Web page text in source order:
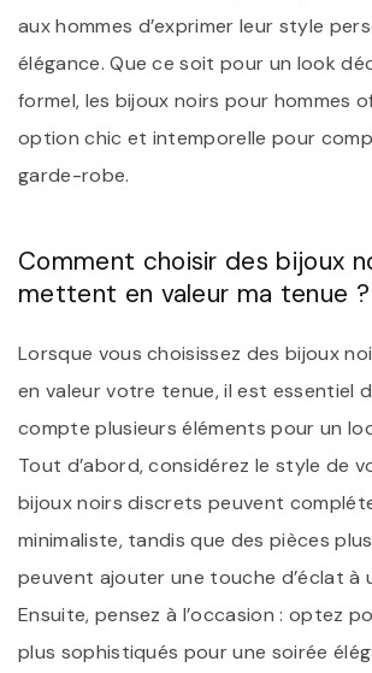
aux hommes d’exprimer leur style
élégance. Que ce soit pour un look
formel, les bijoux noirs pour hommes
option chic et intemporelle pour
garde-robe.
Comment choisir des bijoux
mettent en valeur ma tenue ?
Lorsque vous choisissez des bijoux
en valeur votre tenue, il est essentiel
compte plusieurs éléments pour un
Tout d’abord, considérez le style de
bijoux noirs discrets peuvent
minimaliste, tandis que des pièces
peuvent ajouter une touche d’éclat à
Ensuite, pensez à l’occasion : optez
plus sophistiqués pour une soirée